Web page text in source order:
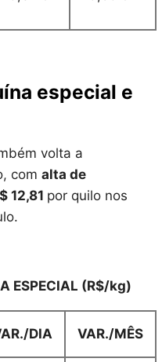
especial e
volta a
com alta de
12,81 por quilo nos
ESPECIAL (R$/kg)
DIA VAR./MÊS